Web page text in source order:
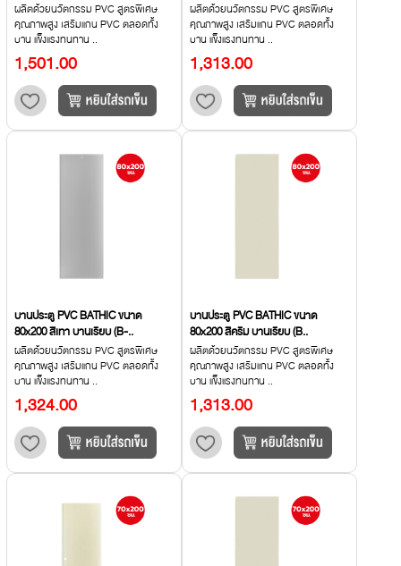
ผลิตด้วยนวัตกรรม PVC สูตรพิเศษ
คุณภาพสูง เสริมแกน PVC ตลอดทั้ง
บาน แข็งแรงทนทาน ..
1,501.00
ผลิตด้วยนวัตกรรม PVC สูตรพิเศษ
คุณภาพสูง เสริมแกน PVC ตลอดทั้ง
บาน แข็งแรงทนทาน ..
1,313.00
บานประตู PVC BATHIC ขนาด
80x200 สีเทา บานเรียบ (B-..
ผลิตด้วยนวัตกรรม PVC สูตรพิเศษ
คุณภาพสูง เสริมแกน PVC ตลอดทั้ง
บาน แข็งแรงทนทาน ..
1,324.00
บานประตู PVC BATHIC ขนาด
80x200 สีครีม บานเรียบ (B..
ผลิตด้วยนวัตกรรม PVC สูตรพิเศษ
คุณภาพสูง เสริมแกน PVC ตลอดทั้ง
บาน แข็งแรงทนทาน ..
1,313.00